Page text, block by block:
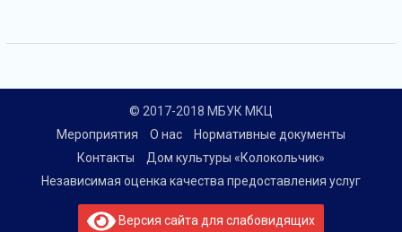
© 2017-2018 МБУК МКЦ
Мероприятия
О нас
Нормативные документы
Контакты
Дом культуры «Колокольчик»
Независимая оценка качества предоставления услуг
Версия сайта для слабовидящих